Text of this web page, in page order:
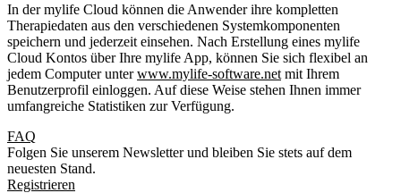
In der mylife Cloud können die Anwender ihre kompletten
Therapiedaten aus den verschiedenen Systemkomponenten
speichern und jederzeit einsehen. Nach Erstellung eines mylife
Cloud Kontos über Ihre mylife App, können Sie sich flexibel an
jedem Computer unterwww.mylife-software.net mit Ihrem
Benutzerprofil einloggen. Auf diese Weise stehen Ihnen immer
umfangreiche Statistiken zur Verfügung.
FAQ
Folgen Sie unserem Newsletter und bleiben Sie stets auf dem
neuesten Stand.
Registrieren